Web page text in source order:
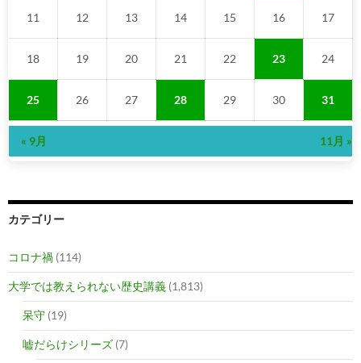
11 12 13 14 15 16 17
18 19 20 21 22 23 24
25 26 27 28 29 30 31
« 9月 11月 »
カテゴリー
コロナ禍 (114)
大学では教えられない歴史講義 (1,813)
呆守 (19)
嘘だらけシリーズ (7)